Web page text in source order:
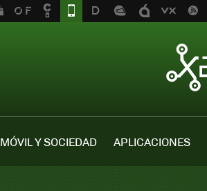
MÓVIL Y SOCIEDAD APLICACIONES